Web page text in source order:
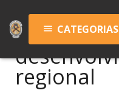
menu CATEGORIAS
regional